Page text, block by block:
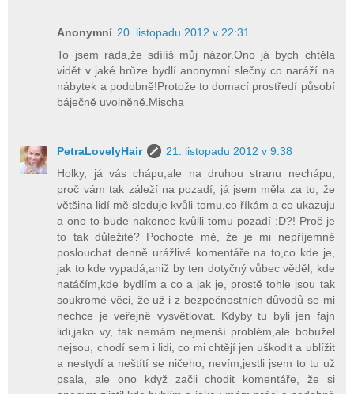
Anonymní 20. listopadu 2012 v 22:31
To jsem ráda,že sdílíš můj názor.Ono já bych chtěla
vidět v jaké hrůze bydlí anonymní slečny co naráží na
nábytek a podobně!Protože to domací prostředí působí
báječně uvolněně.Mischa
PetraLovelyHair
21. listopadu 2012 v 9:38
Holky, já vás chápu,ale na druhou stranu nechápu,
proč vám tak záleží na pozadí, já jsem měla za to, že
většina lidí mě sleduje kvůli tomu,co říkám a co ukazuju
a ono to bude nakonec kvůlli tomu pozadí :D?! Proč je
to tak důležité? Pochopte mě, že je mi nepříjemné
poslouchat denně urážlivé komentáře na to,co kde je,
jak to kde vypadá,aniž by ten dotyčný vůbec věděl, kde
natáčím,kde bydlím a co a jak je, prostě tohle jsou tak
soukromé věci, že už i z bezpečnostních důvodů se mi
nechce je veřejně vysvětlovat. Kdyby tu byli jen fajn
lidi,jako vy, tak nemám nejmenší problém,ale bohužel
nejsou, chodí sem i lidi, co mi chtějí jen uškodit a ublížit
a nestydí a neštítí se ničeho, nevím,jestli jsem to tu už
psala, ale ono když začli chodit komentáře, že si